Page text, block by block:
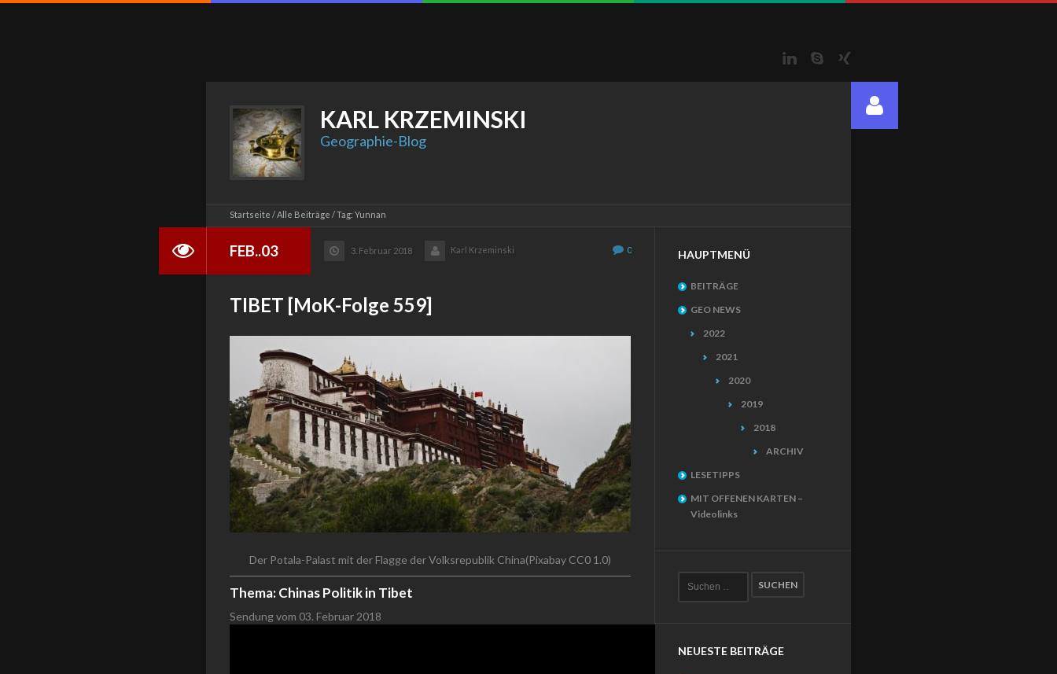
LinkedInSkype
KARL KRZEMINSKI
Geographie-Blog
Startseite Alle Beiträge Tag: Yunnan
FEB..03 3. Februar 2018 0
Karl Krzeminski
TIBET [MoK-Folge 559]
Der Potala-Palast mit der Flagge der Volksrepublik China(Pixabay CC0 1.0)
Thema: Chinas Politik in Tibet
Sendung vom 03. Februar 2018
HAUPTMENÜ
BEITRÄGE
GEO NEWS
2022
2021
2020
2019
2018
ARCHIV
LESETIPPS
MIT OFFENEN KARTEN –
Videolinks
NEUESTE BEITRÄGE